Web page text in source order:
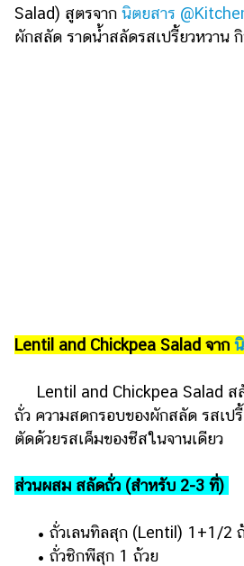
ช้อป
ปิ้ง
น้ำมัน
วา
ไร
ตี้
แต่งงาน
และ
เด็ก
Salad) สูตรจาก นิตยสาร
ผักสลัด ราดน้ำสลัดรสเปรี้ยวหวาน
Lentil and Chickpea Salad จาก
Lentil and Chickpea Salad ส
ถั่ว ความสดกรอบของผักสลัด รสเป
ตัดด้วยรสเค็มของชีสในจานเดียว
ส่วนผสม สลัดถั่ว (สำหรับ 2-3 ที่)
• ถั่วเลนทิลสุก (Lentil) 1+1/2
• ถั่วชิกพีสุก 1 ถ้วย